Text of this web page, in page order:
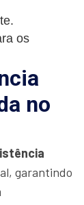
os
no
garantindo